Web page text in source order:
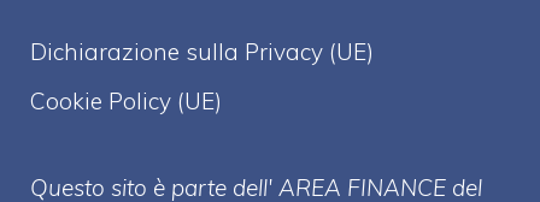
Dichiarazione sulla Privacy (UE)
Cookie Policy (UE)
Questo sito è parte dell' AREA FINANCE del